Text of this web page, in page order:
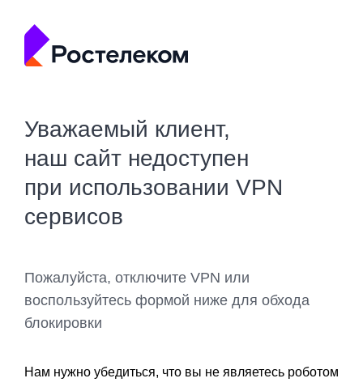
Уважаемый клиент,
наш сайт недоступен
при использовании VPN
сервисов
Пожалуйста, отключите VPN или
воспользуйтесь формой ниже для обхода
блокировки
Нам нужно убедиться, что вы не являетесь роботом